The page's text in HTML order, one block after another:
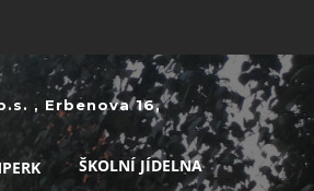
, Erbenova 16,
ŠKOLNÍ JÍDELNA